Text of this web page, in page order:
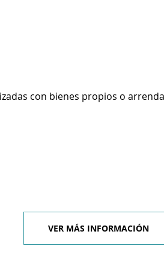
con bienes propios o
VER MÁS INFORMACIÓN